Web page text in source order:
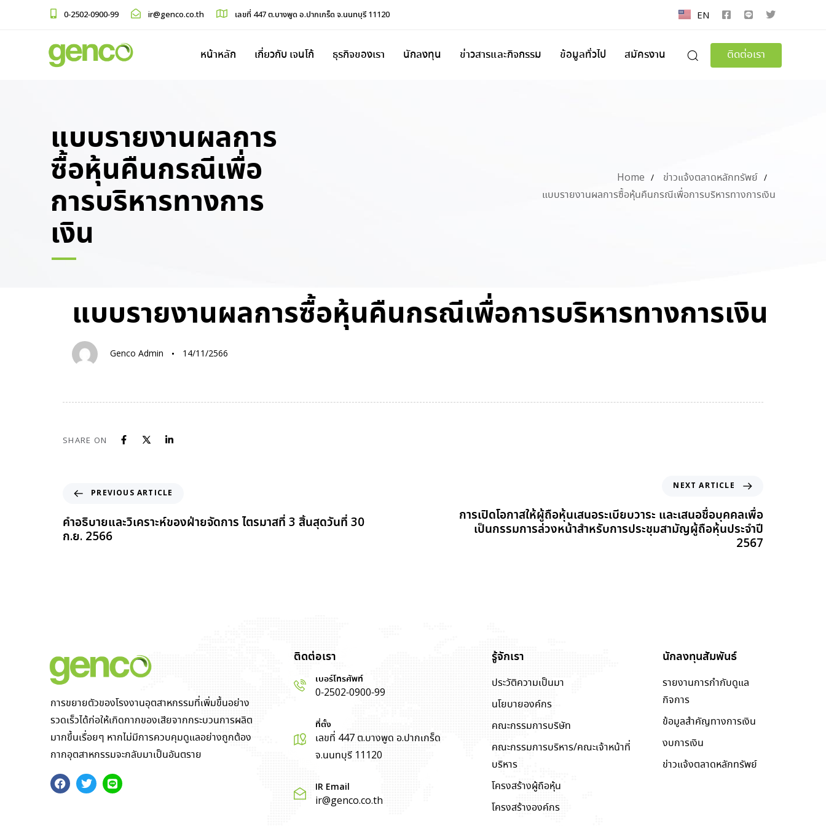
0-2502-0900-99 ir@genco.co.th เลขที่ 447 ต.บางพูด อ.ปากเกร็ด จ.นนทบุรี 11120 EN
หน้าหลัก เกี่ยวกับ เจนโก้ ธุรกิจของเรา นักลงทุน ข่าวสารและกิจกรรม ข้อมูลทั่วไป สมัครงาน ติดต่อเรา
แบบรายงานผลการ
ซื้อหุ้นคืนกรณีเพื่อ
การบริหารทางการ
เงิน
Home
ข่าวแจ้งตลาดหลักทรัพย์
แบบรายงานผลการซื้อหุ้นคืนกรณีเพื่อการบริหารทางการเงิน
แบบรายงานผลการซื้อหุ้นคืนกรณีเพื่อการบริหารทางการเงิน
Genco Admin 14/11/2566
SHARE ON
PREVIOUS ARTICLE
คำอธิบายและวิเคราะห์ของฝ่ายจัดการ ไตรมาสที่ 3 สิ้นสุดวันที่ 30
ก.ย. 2566
NEXT ARTICLE
การเปิดโอกาสให้ผู้ถือหุ้นเสนอระเบียบวาระ และเสนอชื่อบุคคลเพื่อ
เป็นกรรมการล่วงหน้าสำหรับการประชุมสามัญผู้ถือหุ้นประจำปี
2567
การขยายตัวของโรงงานอุตสาหกรรมที่เพิ่มขึ้นอย่าง
รวดเร็วได้ก่อให้เกิดกากของเสียจากกระบวนการผลิต
มากขึ้นเรื่อยๆ หากไม่มีการควบคุมดูแลอย่างถูกต้อง
กากอุตสาหกรรมจะกลับมาเป็นอันตราย
ติดต่อเรา
เบอร์โทรศัพท์
0-2502-0900-99
ที่ตั้ง
เลขที่ 447 ต.บางพูด อ.ปากเกร็ด
จ.นนทบุรี 11120
IR Email
ir@genco.co.th
รู้จักเรา
ประวัติความเป็นมา
นโยบายองค์กร
คณะกรรมการบริษัท
คณะกรรมการบริหาร/คณะเจ้าหน้าที่
บริหาร
โครงสร้างผู้ถือหุ้น
โครงสร้างองค์กร
นักลงทุนสัมพันธ์
รายงานการกำกับดูแล
กิจการ
ข้อมูลสำคัญทางการเงิน
งบการเงิน
ข่าวแจ้งตลาดหลักทรัพย์